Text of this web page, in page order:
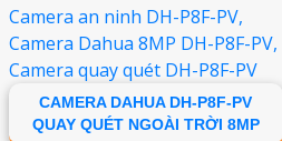
CAMERA DAHUA DH-P8F-PV
QUAY QUÉT NGOÀI TRỜI 8MP